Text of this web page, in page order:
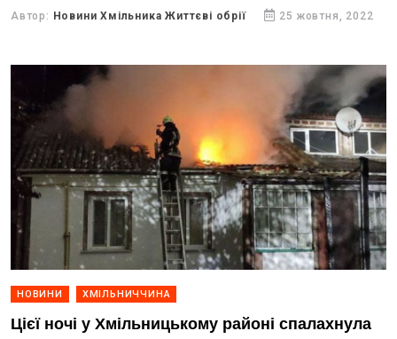
Автор: Новини Хмільника Життєві обрії 25 жовтня, 2022
НОВИНИ ХМІЛЬНИЧЧИНА
Цієї ночі у Хмільницькому районі спалахнула